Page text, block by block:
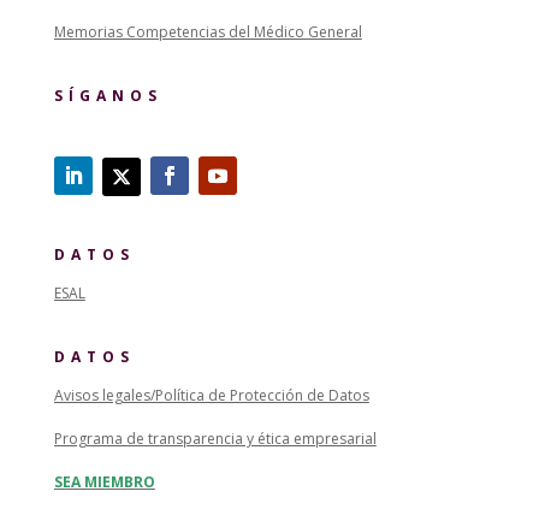
Memorias Competencias del Médico General
SÍGANOS
DATOS
ESAL
DATOS
Avisos legales/Política de Protección de Datos
Programa de transparencia y ética empresarial
SEA MIEMBRO